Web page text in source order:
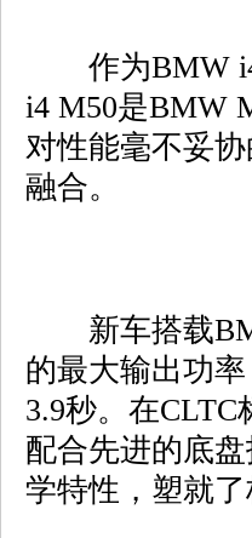
作为BMW i4
i4 M50是BMW
对性能毫不妥
融合。
新车搭载
的最大输出功
3.9秒。在
配合先进的底
学特性，塑就了